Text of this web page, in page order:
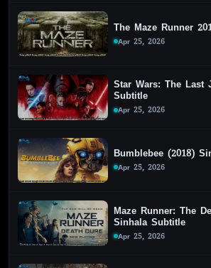
The Maze Runner
Apr 25, 2026
Star Wars: The Last
Subtitle
Apr 25, 2026
Bumblebee (2018)
Apr 25, 2026
Maze Runner: The
Sinhala Subtitle
Apr 25, 2026